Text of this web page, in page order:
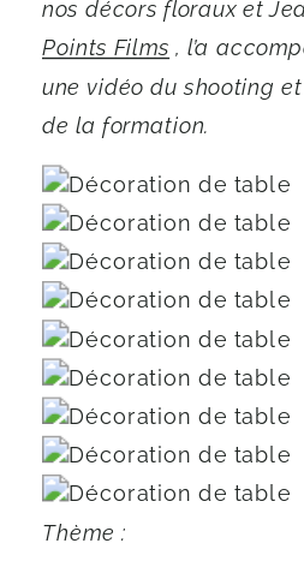
nos décors floraux et
Points Films , l’a
une vidéo du shooting
de la formation.
Thème :